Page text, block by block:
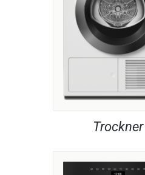
Trockner